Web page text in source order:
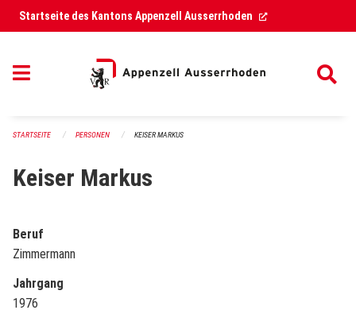
Navigation überspringen
Startseite des Kantons Appenzell Ausserrhoden (External Link)
STARTSEITE PERSONEN KEISER MARKUS
Keiser Markus
Beruf
Zimmermann
Jahrgang
1976